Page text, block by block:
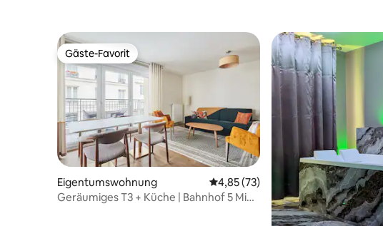
Gäste-Favorit
Gäste-Favorit
Eigentumswohnung Durchschnittliche Bewertung:
4,85 (73)
Geräumiges T3 + Küche | Bahnhof 5 Min,